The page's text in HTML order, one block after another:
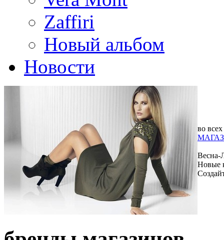
Zaffiri
Новый альбом
Новости
во всех
Весна-
Новые